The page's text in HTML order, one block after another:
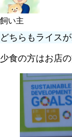
飼い主
どちらもライス
少食の方はお店